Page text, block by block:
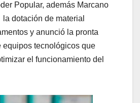
Popular, además Marcano
dotación de material
y anunció la pronta
equipos tecnológicos que
el funcionamiento del